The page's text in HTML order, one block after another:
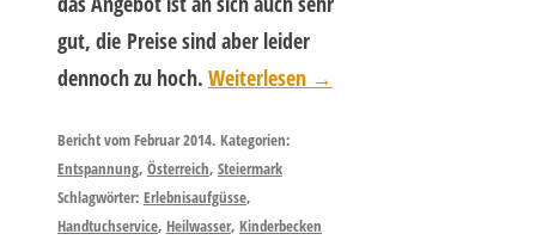
gut, die Preise sind aber leider
dennoch zu hoch. Weiterlesen →
Bericht vom Februar 2014. Kategorien:
Entspannung, Österreich, Steiermark
Schlagwörter: Erlebnisaufgüsse,
Handtuchservice, Heilwasser, Kinderbecken